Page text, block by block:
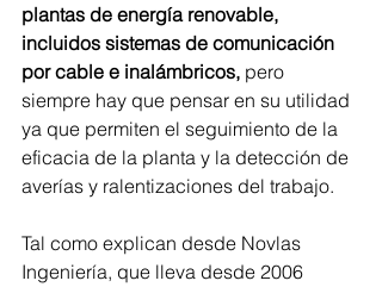
plantas de energía renovable,
incluidos sistemas de comunicación
por cable e inalámbricos, pero
siempre hay que pensar en su utilidad
ya que permiten el seguimiento de la
eficacia de la planta y la detección de
averías y ralentizaciones del trabajo.
Tal como explican desde Novlas
Ingeniería, que lleva desde 2006